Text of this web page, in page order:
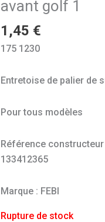
avant golf 1
1,45 €
175 1230
Entretoise de palier de
Pour tous modèles
Référence
133412365
Marque : FEBI
Rupture de stock